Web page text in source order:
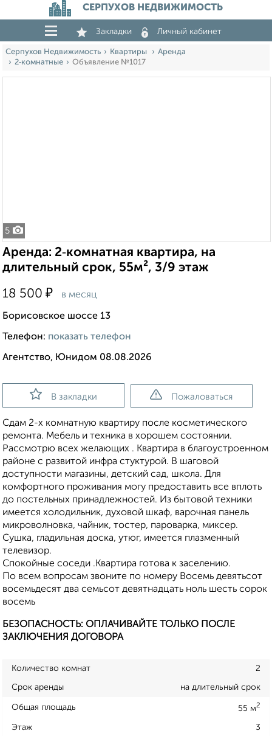
СЕРПУХОВ НЕДВИЖИМОСТЬ
Закладки Личный кабинет
Серпухов Недвижимость Квартиры
Аренда
2‑комнатные
Объявление №1017
5
Аренда: 2‑комнатная квартира, на
длительный срок, 55м², 3/9 этаж
18 500 ₽ в месяц
Борисовское шоссе 13
Телефон: показать телефон
Агентство, Юнидом 08.08.2026
В закладки Пожаловаться
Сдам 2-х комнатную квартиру после косметического
ремонта. Мебель и техника в хорошем состоянии.
Рассмотрю всех желающих . Квартира в благоустроенном
районе с развитой инфра стуктурой. В шаговой
доступности магазины, детский сад, школа. Для
комфортного проживания могу предоставить все вплоть
до постельных принадлежностей. Из бытовой техники
имеется холодильник, духовой шкаф, варочная панель
микроволновка, чайник, тостер, пароварка, миксер.
Сушка, гладильная доска, утюг, имеется плазменный
телевизор.
Спокойные соседи .Квартира готова к заселению.
По всем вопросам звоните по номеру Восемь девятьсот
восемьдесят два семьсот девятнадцать ноль шесть сорок
восемь
БЕЗОПАСНОСТЬ: ОПЛАЧИВАЙТЕ ТОЛЬКО ПОСЛЕ
ЗАКЛЮЧЕНИЯ ДОГОВОРА
Количество комнат 2
Срок аренды на длительный срок
Общая площадь 55 м2
Этаж 3